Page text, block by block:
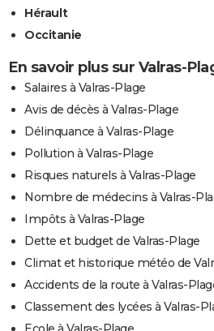
Hérault
Occitanie
En savoir plus sur Valras-
Salaires à Valras-Plage
Avis de décès à Valras-Plage
Délinquance à Valras-Plage
Pollution à Valras-Plage
Risques naturels à Valras-Plage
Nombre de médecins à Valras-
Impôts à Valras-Plage
Dette et budget de Valras-Plage
Climat et historique météo de
Accidents de la route à Valras-
Classement des lycées à Valras-